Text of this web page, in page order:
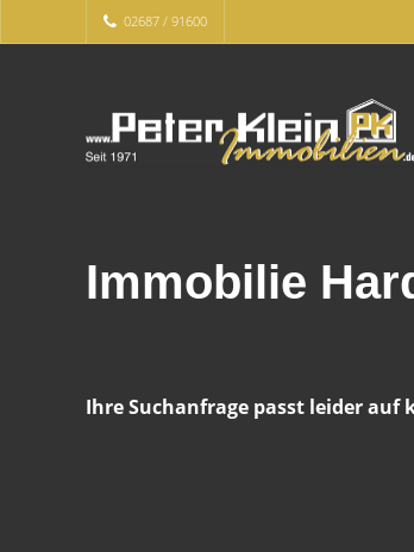
02687 / 91600
Immobilie
Ihre Suchanfrage passt leider auf